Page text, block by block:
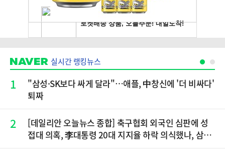
실시간 랭킹뉴스
1
"삼성·SK보다 싸게 달라"…애플, 中창신에 '더 비싸다'
퇴짜
2
[데일리안 오늘뉴스 종합] 축구협회 외국인 심판에 성
접대 의혹, 李대통령 20대 지지율 하락 의식했나, 삼전